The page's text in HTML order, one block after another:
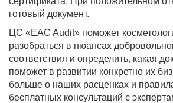
готовый документ.
ЦС «EAC Audit» поможет
разобраться в нюансах
соответствия и определить, какая
поможет в развитии конкретно их
больше о наших расценках и
бесплатных консультаций с